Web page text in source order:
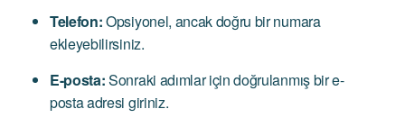
Telefon:Opsiyonel, ancak doğru bir numara
ekleyebilirsiniz.
E-posta:Sonraki adımlar için doğrulanmış bir e-
posta adresi giriniz.